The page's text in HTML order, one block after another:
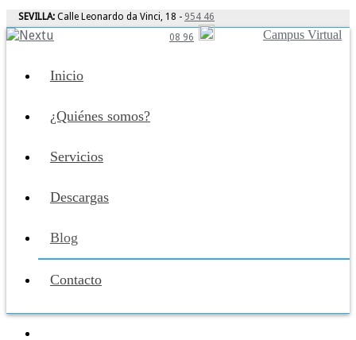
SEVILLA: Calle Leonardo da Vinci, 18 - 954 46
08 96
Campus Virtual
Inicio
¿Quiénes somos?
Servicios
Descargas
Blog
Contacto